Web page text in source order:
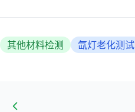
其他材料检测 氙灯老化测试